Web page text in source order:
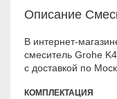
Описание
В интернет-
смеситель Grohe
с доставкой по
КОМПЛЕКТАЦИЯ